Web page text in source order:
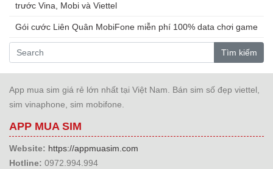
trước Vina, Mobi và Viettel
Gói cước Liên Quân MobiFone miễn phí 100% data chơi game
Tìm kiếm
App mua sim giá rẻ lớn nhất tại Việt Nam. Bán sim số đẹp viettel,
sim vinaphone, sim mobifone.
APP MUA SIM
Website: https://appmuasim.com
Hotline: 0972.994.994